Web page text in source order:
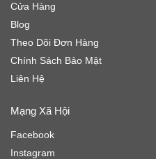
Cửa Hàng
Blog
Theo Dõi Đơn Hàng
Chính Sách Bảo Mật
Liên Hệ
Mạng Xã Hội
Facebook
Instagram